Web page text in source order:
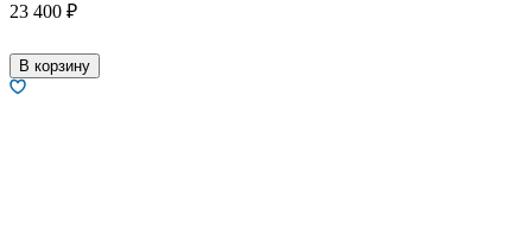
23 400 ₽
В корзину